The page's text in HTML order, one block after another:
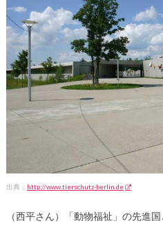
出典： http://www.tierschutz-berlin.de
（西平さん）「動物福祉」の先進